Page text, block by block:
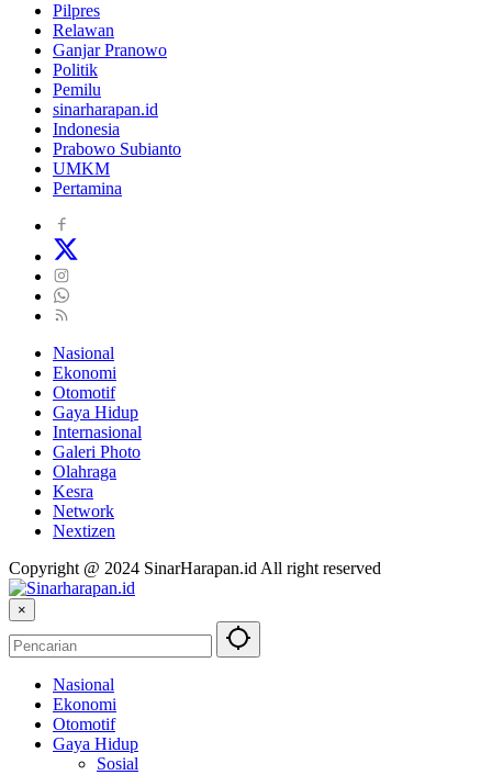
Pilpres
Relawan
Ganjar Pranowo
Politik
Pemilu
sinarharapan.id
Indonesia
Prabowo Subianto
UMKM
Pertamina
Nasional
Ekonomi
Otomotif
Gaya Hidup
Internasional
Galeri Photo
Olahraga
Kesra
Network
Nextizen
Copyright @ 2024 SinarHarapan.id All right reserved
×
Nasional
Ekonomi
Otomotif
Gaya Hidup
Sosial